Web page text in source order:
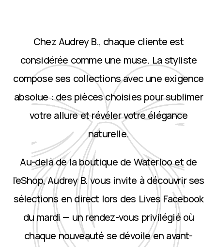
Chez Audrey B., chaque cliente est
considérée comme une muse. La styliste
compose ses collections avec une exigence
absolue : des pièces choisies pour sublimer
votre allure et révéler votre élégance
naturelle.
Au-delà de la boutique de Waterloo et de
l’eShop, Audrey B. vous invite à découvrir ses
sélections en direct lors des Lives Facebook
du mardi — un rendez-vous privilégié où
chaque nouveauté se dévoile en avant-